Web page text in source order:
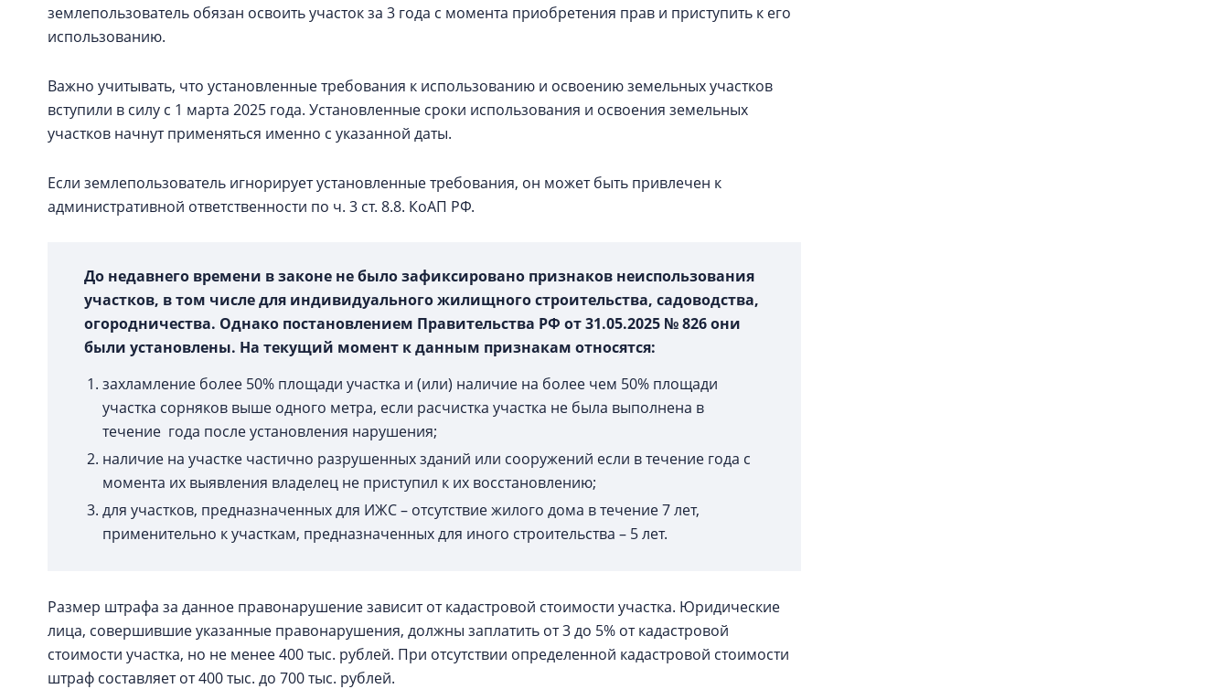
землепользователь обязан освоить участок за 3 года с момента приобретения прав и приступить к его
использованию.
Важно учитывать, что установленные требования к использованию и освоению земельных участков
вступили в силу с 1 марта 2025 года. Установленные сроки использования и освоения земельных
участков начнут применяться именно с указанной даты.
Если землепользователь игнорирует установленные требования, он может быть привлечен к
административной ответственности по ч. 3 ст. 8.8. КоАП РФ.
До недавнего времени в законе не было зафиксировано признаков неиспользования
участков, в том числе для индивидуального жилищного строительства, садоводства,
огородничества. Однако постановлением Правительства РФ от 31.05.2025 № 826 они
были установлены. На текущий момент к данным признакам относятся:
захламление более 50% площади участка и (или) наличие на более чем 50% площади
участка сорняков выше одного метра, если расчистка участка не была выполнена в
течение года после установления нарушения;
наличие на участке частично разрушенных зданий или сооружений если в течение года с
момента их выявления владелец не приступил к их восстановлению;
для участков, предназначенных для ИЖС – отсутствие жилого дома в течение 7 лет,
применительно к участкам, предназначенных для иного строительства – 5 лет.
Размер штрафа за данное правонарушение зависит от кадастровой стоимости участка. Юридические
лица, совершившие указанные правонарушения, должны заплатить от 3 до 5% от кадастровой
стоимости участка, но не менее 400 тыс. рублей. При отсутствии определенной кадастровой стоимости
штраф составляет от 400 тыс. до 700 тыс. рублей.